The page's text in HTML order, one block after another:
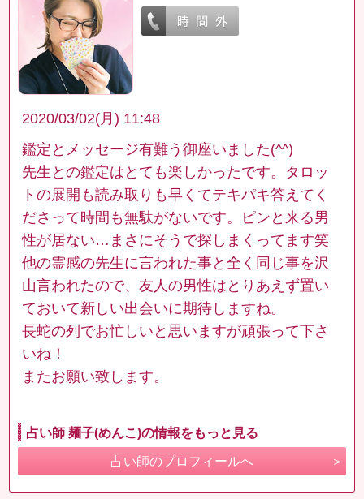
2020/03/02(月) 11:48
鑑定とメッセージ有難う御座いました(^^)
先生との鑑定はとても楽しかったです。タロッ
トの展開も読み取りも早くてテキパキ答えてく
ださって時間も無駄がないです。ピンと来る男
性が居ない…まさにそうで探しまくってます笑
他の霊感の先生に言われた事と全く同じ事を沢
山言われたので、友人の男性はとりあえず置い
ておいて新しい出会いに期待しますね。
長蛇の列でお忙しいと思いますが頑張って下さ
いね！
またお願い致します。
占い師 麺子(めんこ)の情報をもっと見る
占い師のプロフィールへ